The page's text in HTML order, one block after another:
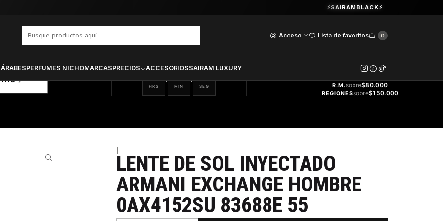
Acceso Lista de favoritos 0
PERFUMES NICHOMARCASPRECIOS ACCESORIOSSAIRAM LUXURY
Guardia Vieja 202. Oficina 102.Ver Horarios
⚡SAIRAMBLACK⚡
0Ax4152Su 83688E 55
01
HRS
: 34
MIN
: 35
SEG
GRATIS
R.M.sobre$80.000
REGIONESsobre$150.000
LENTE DE SOL INYECTADO
ARMANI EXCHANGE HOMBRE
0AX4152SU 83688E 55